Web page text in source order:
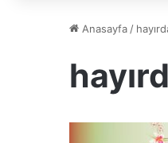
Anasayfa /